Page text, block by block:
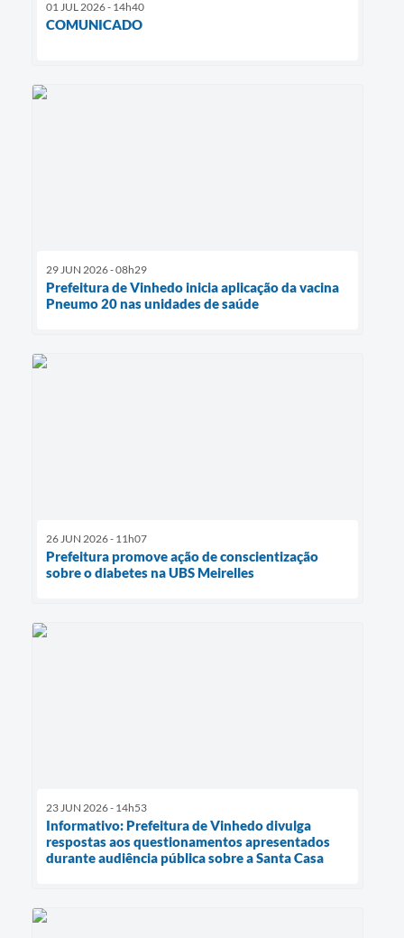
01 JUL 2026 - 14h40
COMUNICADO
29 JUN 2026 - 08h29
Prefeitura de Vinhedo inicia aplicação da vacina
Pneumo 20 nas unidades de saúde
26 JUN 2026 - 11h07
Prefeitura promove ação de conscientização
sobre o diabetes na UBS Meirelles
23 JUN 2026 - 14h53
Informativo: Prefeitura de Vinhedo divulga
respostas aos questionamentos apresentados
durante audiência pública sobre a Santa Casa